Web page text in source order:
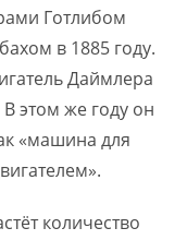
Готлибом
в 1885 году.
Даймлера
этом же году он
«машина для
количество